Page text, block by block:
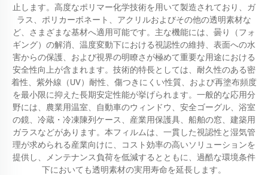
止します。高度なポリマー化学技術を用いて製造されており、ガ
ラス、ポリカーボネート、アクリルおよびその他の透明素材な
ど、さまざまな基材へ適用可能です。主な機能には、曇り（フォ
ギング）の解消、温度変動下における視認性の維持、表面への水
害からの保護、および視界の明瞭さが極めて重要な用途における
安全性向上が含まれます。技術的特長としては、耐久性のある密
着性、紫外線（UV）耐性、傷つきにくい性質、および再塗布頻度
を最小限に抑えた長期安定性能が挙げられます。一般的な応用分
野には、農業用温室、自動車のウィンドウ、安全ゴーグル、浴室
の鏡、冷蔵・冷凍陳列ケース、産業用保護具、船舶の窓、建築用
ガラスなどがあります。本フィルムは、一貫した視認性と湿気管
理が求められる産業向けに、コスト効率の高いソリューションを
提供し、メンテナンス負荷を低減するとともに、過酷な環境条件
下においても透明素材の実用寿命を延長します。